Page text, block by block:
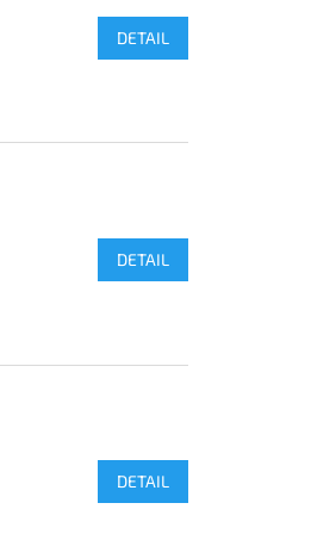
DETAIL
DETAIL
DETAIL